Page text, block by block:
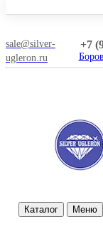
sale@silver-
ugleron.ru
+7
Каталог Меню